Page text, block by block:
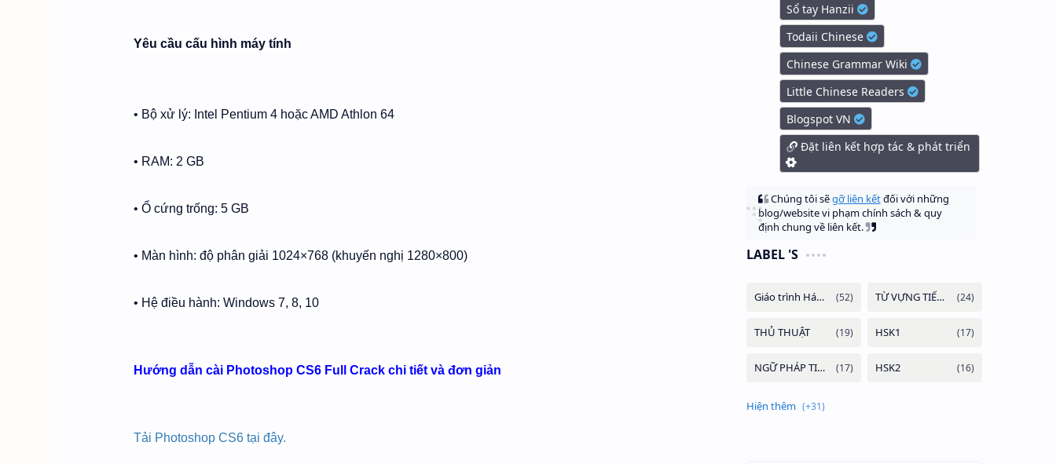
Yêu cầu cấu hình máy tính
• Bộ xử lý: Intel Pentium 4 hoặc AMD Athlon 64
• RAM: 2 GB
• Ổ cứng trống: 5 GB
• Màn hình: độ phân giải 1024×768 (khuyến nghị 1280×800)
• Hệ điều hành: Windows 7, 8, 10
Hướng dẫn cài Photoshop CS6 Full Crack chi tiết và đơn giản
Tải Photoshop CS6 tại đây.
Sổ tay Hanzii
Todaii Chinese
Chinese Grammar Wiki
Little Chinese Readers
Blogspot VN
Đặt liên kết hợp tác & phát triển
Chúng tôi sẽgỡ liên kếtđối với những
blog/website vi phạm chính sách & quy
định chung về liên kết.
LABEL 'S